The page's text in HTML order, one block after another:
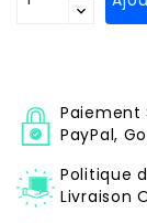
Paiement
PayPal,
Politique
Livraison